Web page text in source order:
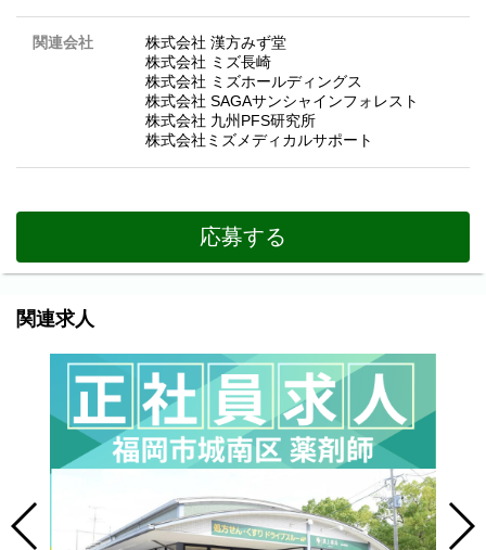
関連会社
株式会社 漢方みず堂
株式会社 ミズ長崎
株式会社 ミズホールディングス
株式会社 SAGAサンシャインフォレスト
株式会社 九州PFS研究所
株式会社ミズメディカルサポート
応募する
関連求人